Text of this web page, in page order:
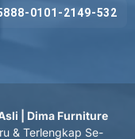
0101-2149-532
| Dima Furniture
& Terlengkap Se-